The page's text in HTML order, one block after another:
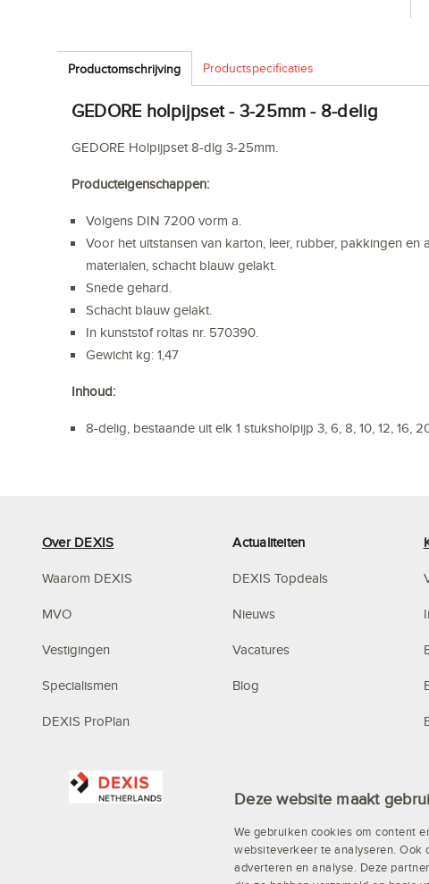
Deze website maakt
We gebruiken cookies om content
websiteverkeer te analyseren. Ook
adverteren en analyse. Deze
Productomschrijving Productspecificaties
GEDORE holpijpset - 3-25mm - 8-delig
GEDORE Holpijpset 8-dlg 3-25mm.
Producteigenschappen:
Volgens DIN 7200 vorm a.
Voor het uitstansen van karton, leer, rubber, pakkingen en
materialen, schacht blauw gelakt.
Snede gehard.
Schacht blauw gelakt.
In kunststof roltas nr. 570390.
Gewicht kg: 1,47
Inhoud:
8-delig, bestaande uit elk 1 stuksholpijp 3, 6, 8, 10, 12, 16,
Over DEXIS
Waarom DEXIS
MVO
Vestigingen
Specialismen
DEXIS ProPlan
Actualiteiten
DEXIS Topdeals
Nieuws
Vacatures
Blog